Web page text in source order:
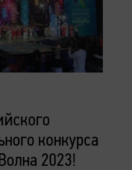
конкурса
2023!